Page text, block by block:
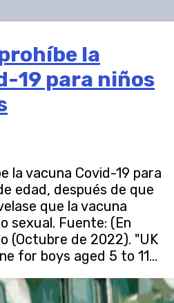
la
19 para niños
la vacuna Covid-19 para
edad, después de que
que la vacuna
sexual. Fuente: (En
(Octubre de 2022). "UK
for boys aged 5 to 11...